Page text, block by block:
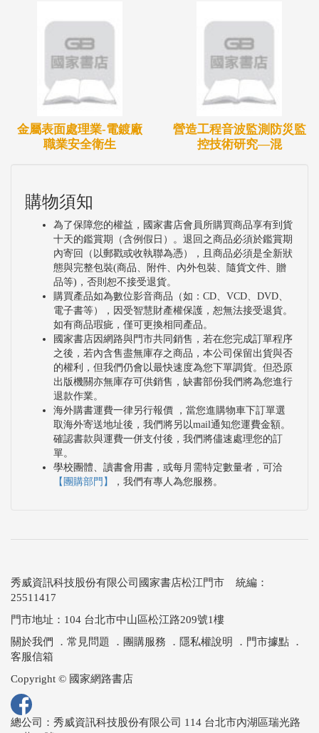
金屬表面處理業-電鍍廠
職業安全衛生
營造工程音波監測防災監
控技術研究—混
購物須知
為了保障您的權益，國家書店會員所購買商品享有到貨
十天的鑑賞期（含例假日）。退回之商品必須於鑑賞期
內寄回（以郵戳或收執聯為憑），且商品必須是全新狀
態與完整包裝(商品、附件、內外包裝、隨貨文件、贈
品等)，否則恕不接受退貨。
購買產品如為數位影音商品（如：CD、VCD、DVD、
電子書等），因受智慧財產權保護，恕無法接受退貨。
如有商品瑕疵，僅可更換相同產品。
國家書店因網路與門市共同銷售，若在您完成訂單程序
之後，若內含售盡無庫存之商品，本公司保留出貨與否
的權利，但我們仍會以最快速度為您下單調貨。但恐原
出版機關亦無庫存可供銷售，缺書部份我們將為您進行
退款作業。
海外購書運費一律另行報價 ，當您進購物車下訂單選
取海外寄送地址後，我們將另以mail通知您運費金額。
確認書款與運費一併支付後，我們將儘速處理您的訂
單。
學校團體、讀書會用書，或每月需特定數量者，可洽
【團購部門】
，我們有專人為您服務。
秀威資訊科技股份有限公司國家書店松江門市 統編：
25511417
門市地址：104 台北市中山區松江路209號1樓
關於我們
． 常見問題 ． 團購服務 ． 隱私權說明 ． 門市據點 ．
客服信箱
Copyright © 國家網路書店
總公司：秀威資訊科技股份有限公司 114 台北市內湖區瑞光路